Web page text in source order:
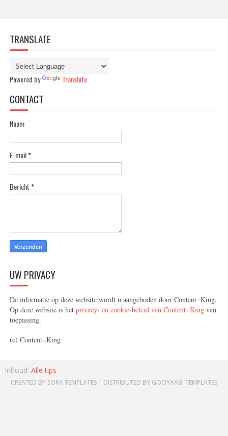
TRANSLATE
Powered by Translate
CONTACT
Naam
E-mail*
Bericht*
UW PRIVACY
De informatie op deze website wordt u aangeboden door Content=King.
Op deze website is het privacy- en cookie-beleid van Content=Kingvan
toepassing.
(c) Content=King
Inhoud: Alle tips
CREATED BY SORA TEMPLATES| DISTRIBUTED BY GOOYAABI TEMPLATES